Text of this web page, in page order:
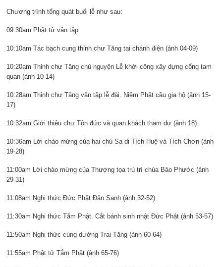
Chương trình tổng quát buổi lễ như sau:
09:30am Phật tử vân tập
10:10am Tác bạch cung thỉnh chư Tăng tại chánh điện (ảnh 04-09)
10:20am Thỉnh chư Tăng chú nguyện Lễ khởi công xây dựng cổng tam
quan (ảnh 10-14)
10:28am Thỉnh chư Tăng vân tập lễ đài. Niệm Phật cầu gia hộ (ảnh 15-
17)
10:32am Giới thiệu chư Tôn đức và quan khách tham dự (ảnh 18)
10:36am Lời chào mừng của hai chú Sa di Tích Huệ và Tích Chơn (ảnh
19-28)
11:00am Lời chào mừng của Thượng tọa trú trì chùa Bảo Phước (ảnh
29-31)
11:08am Nghi thức Đức Phật Đản Sanh (ảnh 32-52)
11:30am Nghi thức Tắm Phật. Cắt bánh sinh nhật Đức Phật (ảnh 53-57)
11:50am Nghi thức cúng dường Trai Tăng (ảnh 60-64)
11:55am Phật tử Tắm Phật (ảnh 65-76)